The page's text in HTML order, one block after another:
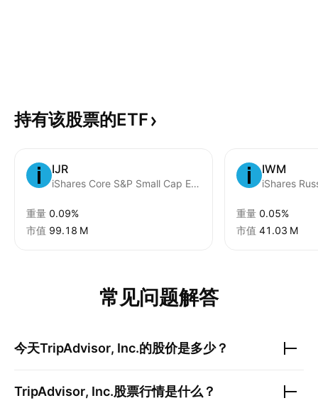
持有该股票的ETF
IJR
iShares Core S&P Small Cap ETF
重量 0.09%
市值 ‪99.18 M‬
IWM
iShares
重量 0.05%
市值 ‪41.03 M‬
常见问题解答
今天TripAdvisor, Inc.的股价是多少？
TripAdvisor, Inc.股票行情是什么？